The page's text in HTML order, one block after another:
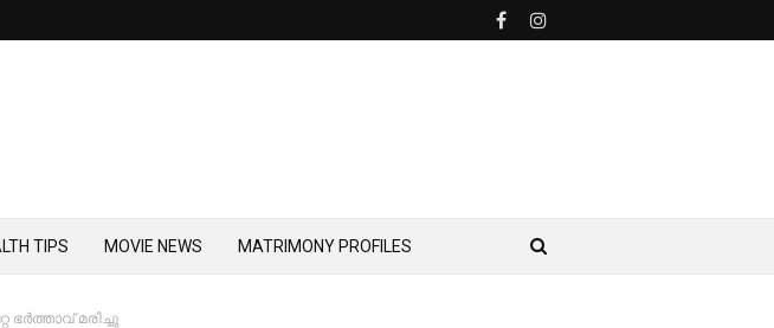
TIPS MOVIE NEWS MATRIMONY PROFILES
ഭര്‍ത്താവ് മരിച്ചു